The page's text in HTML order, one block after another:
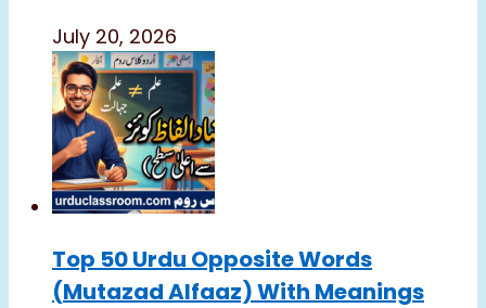
July 20, 2026
Top 50 Urdu Opposite Words
(Mutazad Alfaaz) With Meanings